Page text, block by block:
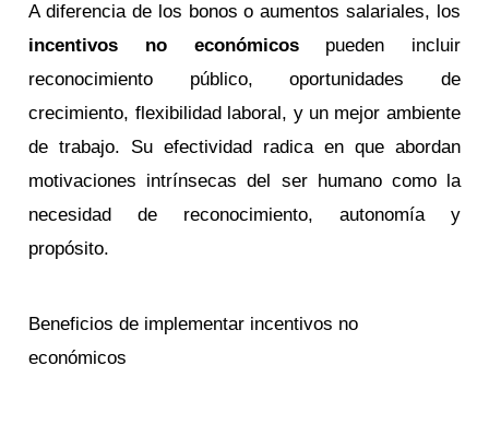
A diferencia de los bonos o aumentos salariales, los
incentivos no económicospueden incluir
reconocimiento público, oportunidades de
crecimiento, flexibilidad laboral, y un mejor ambiente
de trabajo. Su efectividad radica en que abordan
motivaciones intrínsecas del ser humano como la
necesidad de reconocimiento, autonomía y
propósito.
Beneficios de implementar incentivos no
económicos